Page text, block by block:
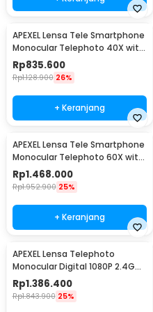
APEXEL Lensa Tele Smartphone
Monocular Telephoto 40X with
Tripod - APL-20-40XCR50
Rp835.600
Rp1.128.900 26%
+ Keranjang
APEXEL Lensa Tele Smartphone
Monocular Telephoto 60X with
Tripod - APL-T20-60XJJ029
Rp1.468.000
Rp1.952.900 25%
+ Keranjang
APEXEL Lensa Telephoto
Monocular Digital 1080P 2.4G
WiFi 1500mAh - APL-ETF150
Rp1.386.400
Rp1.843.900 25%